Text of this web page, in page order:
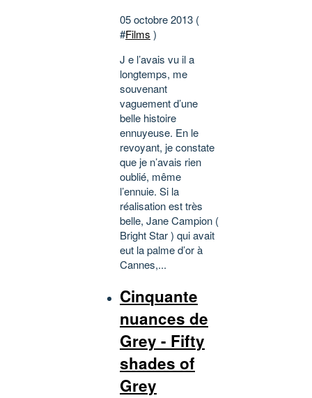
05 octobre 2013 (
#Films )
J e l’avais vu il a
longtemps, me
souvenant
vaguement d’une
belle histoire
ennuyeuse. En le
revoyant, je constate
que je n’avais rien
oublié, même
l’ennuie. Si la
réalisation est très
belle, Jane Campion (
Bright Star ) qui avait
eut la palme d’or à
Cannes,...
Cinquante
nuances de
Grey - Fifty
shades of
Grey